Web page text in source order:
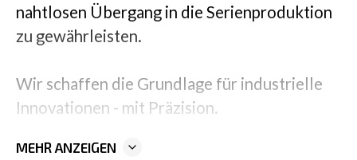
nahtlosen Übergang in die Serienproduktion
zu gewährleisten.
Wir schaffen die Grundlage für industrielle
Innovationen - mit Präzision.
MEHR ANZEIGEN